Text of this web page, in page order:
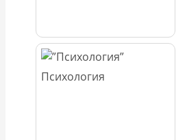
Психология